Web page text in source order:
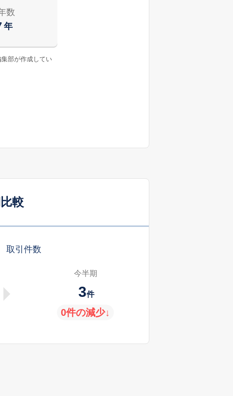
数
年
部が作成してい
較
取引件数
今半期
3件
0件の減少↓